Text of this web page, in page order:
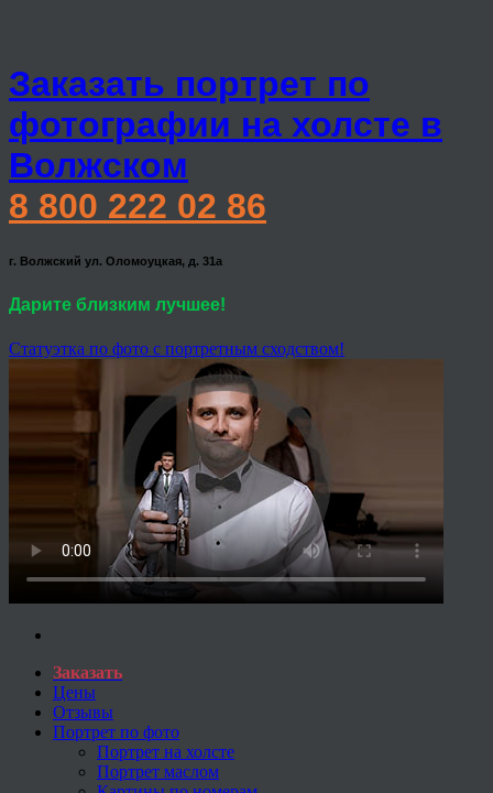
Заказать портрет по
фотографии на холсте в
Волжском
8 800 222 02 86
г. Волжский ул. Оломоуцкая, д. 31а
Дарите близким лучшее!
Статуэтка по фото с портретным сходством!
Заказать
Цены
Отзывы
Портрет по фото
Портрет на холсте
Портрет маслом